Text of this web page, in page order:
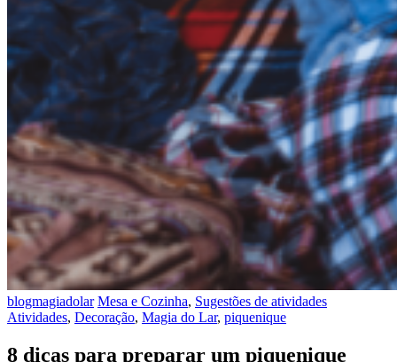
blogmagiadolar Mesa e Cozinha, Sugestões de atividades
Atividades, Decoração, Magia do Lar, piquenique
8 dicas para preparar um piquenique